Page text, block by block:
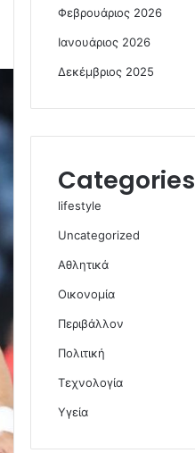
Φεβρουάριος 2026
Ιανουάριος 2026
Δεκέμβριος 2025
Categories
lifestyle
Uncategorized
Αθλητικά
Οικονομία
Περιβάλλον
Πολιτική
Τεχνολογία
Υγεία